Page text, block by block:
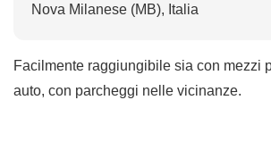
Nova Milanese (MB), Italia
Facilmente raggiungibile sia con mezzi
auto, con parcheggi nelle vicinanze.